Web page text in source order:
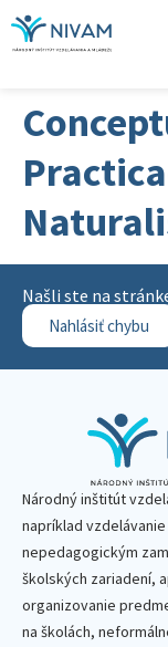
Našli ste na
Nahlásiť chybu
Národný inštitút
napríklad
nepedagogickým
školských zariadení,
organizovanie
na školách,